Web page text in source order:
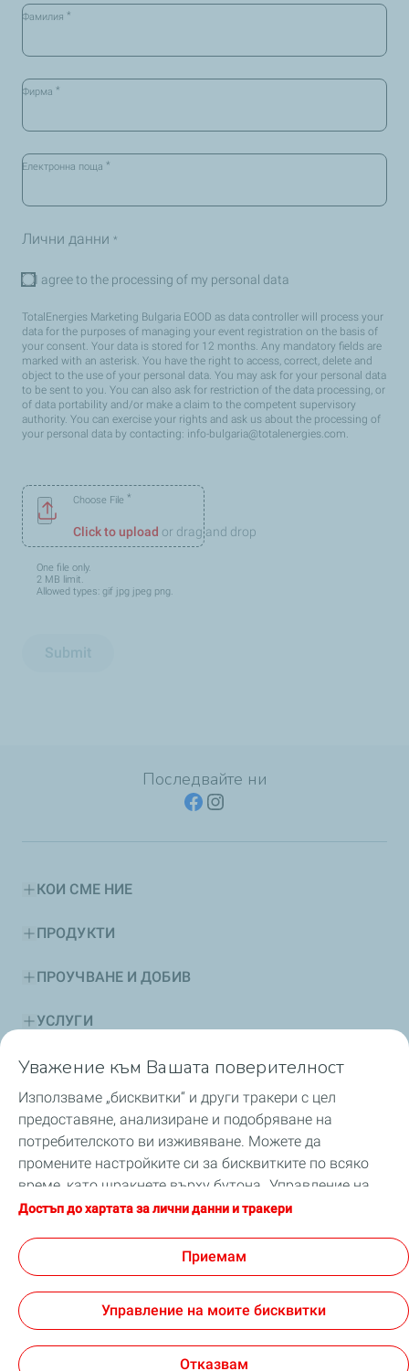
Фамилия *
Фирма *
Електронна поща *
Лични данни *
I agree to the processing of my personal data
TotalEnergies Marketing Bulgaria EOOD as data controller will process your
data for the purposes of managing your event registration on the basis of
your consent. Your data is stored for 12 months. Any mandatory fields are
marked with an asterisk. You have the right to access, correct, delete and
object to the use of your personal data. You may ask for your personal data
to be sent to you. You can also ask for restriction of the data processing, or
of data portability and/or make a claim to the competent supervisory
authority. You can exercise your rights and ask us about the processing of
your personal data by contacting: info-bulgaria@totalenergies.com
Choose File *
Click to upload or drag and drop
One file only.
2 MB limit.
Allowed types: gif jpg jpeg png.
Submit
Последвайте ни
КОИ СМЕ НИЕ
ПРОДУКТИ
ПРОУЧВАНЕ И ДОБИВ
УСЛУГИ
УСТОЙЧИВО РАЗВИТИЕ
СЪВЕТИ
БЕЗОПАСНОСТ
GDPRУсловия за ползване
Достъпност: частично съвместима
Общи условия за продажба ТоталенЕрджис Маркетинг
Cookies
Уважение към Вашата поверителност
Използваме „бисквитки“ и други тракери с цел
предоставяне, анализиране и подобряване на
потребителското ви изживяване. Можете да
промените настройките си за бисквитките по всяко
време, като щракнете върху бутона „Управление на
моите бисквитки“. С щракване върху бутона
бисквитки. В случай, че щракнете върху „Отказвам“,
ще бъдат използвани само техническите бисквитки,
необходими за правилното функциониране на сайта.
За повече информация можете да се консултирате
Достъп до хартата за лични данни и тракери
Приемам
Управление на моите бисквитки
Отказвам